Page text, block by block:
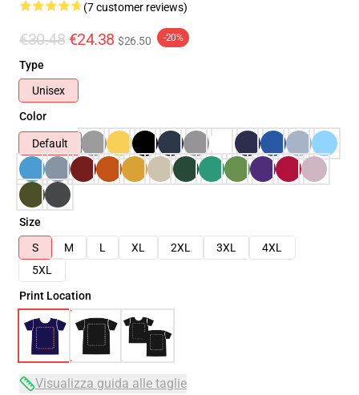
(7 customer reviews)
€30.48 €24.38 $26.50 -20%
Type
Unisex
Color
Default
Size
S
M L XL 2XL 3XL
4XL
5XL
Print Location
Visualizza guida alle taglie